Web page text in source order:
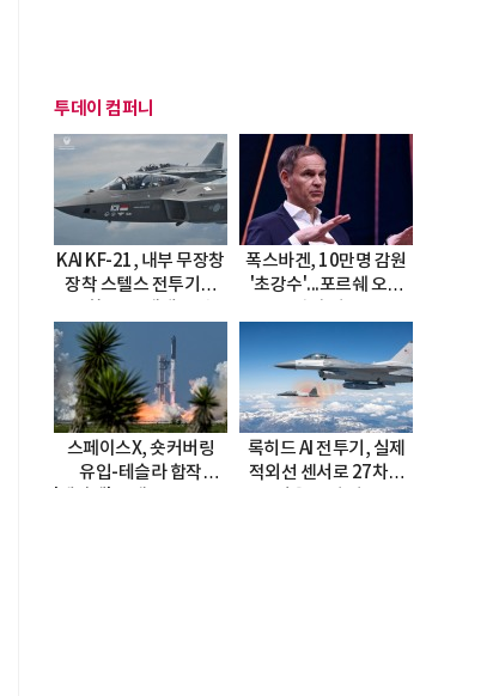
투데이 컴퍼니
KAI KF-21, 내부 무장창
장착 스텔스 전투기로
폭스바겐, 10만명 감원
'초강수'...포르쉐 오너
스페이스X, 숏커버링
유입-테슬라 합작
록히드 AI 전투기, 실제
적외선 센서로 27차례